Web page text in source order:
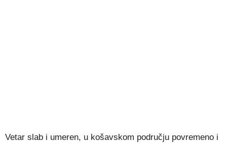
Vetar slab i umeren, u košavskom području povremeno i